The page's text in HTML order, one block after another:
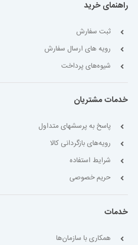
راهنمای خرید
ثبت سفارش
رویه های ارسال سفارش
شیوه‌های پرداخت
خدمات مشتریان
پاسخ به پرسشهای متداول
رویه‌های بازگردانی کالا
شرایط استفاده
حریم خصوصی
خدمات
همکاری با سازمان‌ها